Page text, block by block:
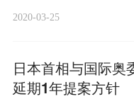
2020-03-25
日本首相与国际奥
延期1年提案方针